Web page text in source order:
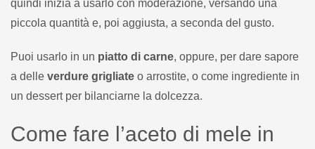
quindi inizia a usarlo con moderazione, versando una
piccola quantità e, poi aggiusta, a seconda del gusto.
Puoi usarlo in un piatto di carne, oppure, per dare sapore
a delle verdure grigliate o arrostite, o come ingrediente in
un dessert per bilanciarne la dolcezza.
Come fare l’aceto di mele in